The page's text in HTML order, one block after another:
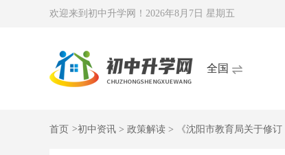
欢迎来到初中升学网！ 2026年8月7日 星期五
全国
首页 >初中资讯 > 政策解读 > 《沈阳市教育局关于修